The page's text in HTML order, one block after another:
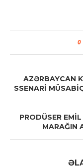
0
AZƏRBAYCAN
SSENARİ
PRODÜSER
MARAĞIN